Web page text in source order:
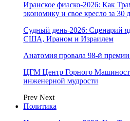
Иранское фиаско-2026: Как
экономику и свое кресло за 30
Судный день-2026: Сценарий
США, Ираном и Израилем
Анатомия провала 98-й
ЦГМ Центр Горного
инженерной мудрости
Prev Next
Политика